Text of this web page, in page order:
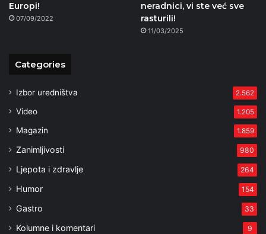
Europi!
07/09/2022
neradnici, vi ste već sve
rasturili!
11/03/2025
Categories
Izbor uredništva 2.562
Video 1.205
Magazin 1.859
Zanimljivosti 980
Ljepota i zdravlje 264
Humor 154
Gastro 33
Kolumne i komentari 9